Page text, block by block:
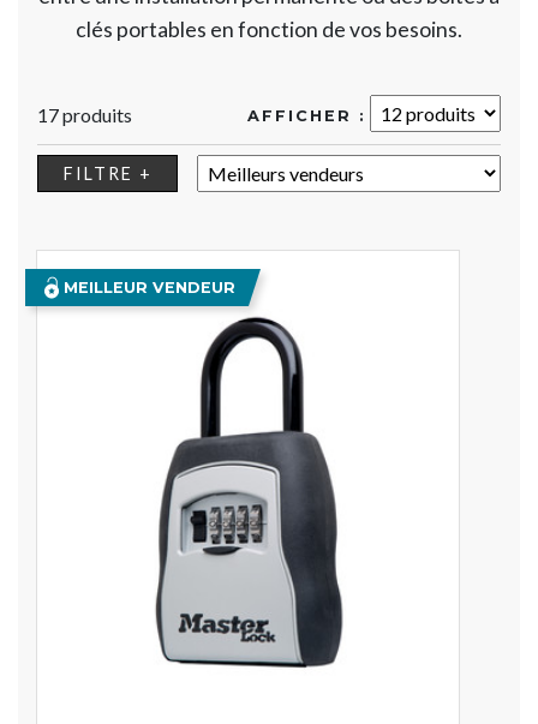
clés portables en fonction de vos besoins.
17 produits AFFICHER :
FILTRE + TRIER :
MEILLEUR VENDEUR